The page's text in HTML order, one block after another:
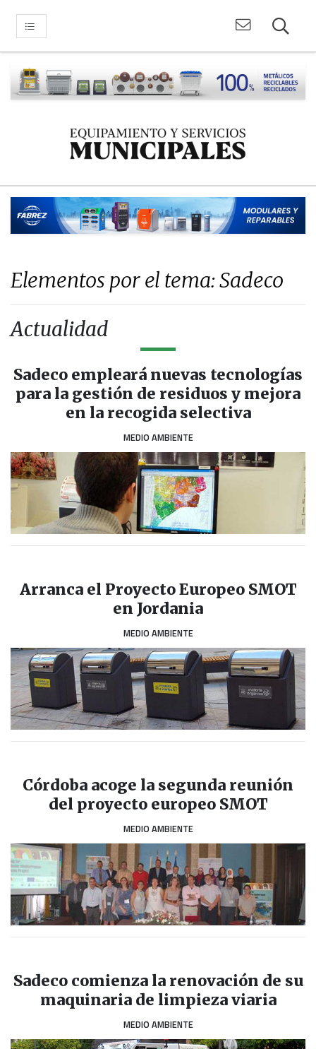
Elementos por el tema: Sadeco
Actualidad
Sadeco empleará nuevas tecnologías
para la gestión de residuos y mejora
en la recogida selectiva
MEDIO AMBIENTE
Arranca el Proyecto Europeo SMOT
en Jordania
MEDIO AMBIENTE
Córdoba acoge la segunda reunión
del proyecto europeo SMOT
MEDIO AMBIENTE
Sadeco comienza la renovación de su
maquinaria de limpieza viaria
MEDIO AMBIENTE